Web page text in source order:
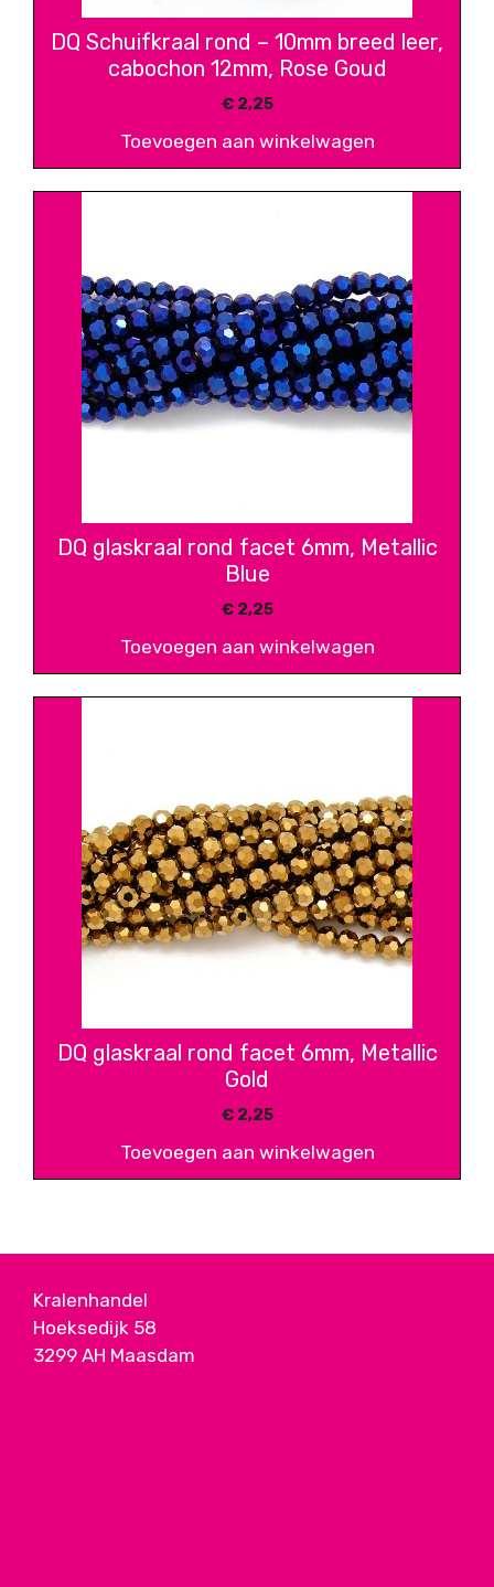
DQ Schuifkraal rond – 10mm breed leer,
cabochon 12mm, Rose Goud
€2,25
Toevoegen aan winkelwagen
DQ glaskraal rond facet 6mm, Metallic
Blue
€2,25
Toevoegen aan winkelwagen
DQ glaskraal rond facet 6mm, Metallic
Gold
€2,25
Toevoegen aan winkelwagen
Kralenhandel
Hoeksedijk 58
3299 AH Maasdam